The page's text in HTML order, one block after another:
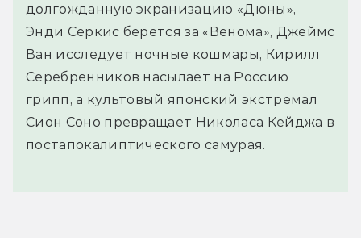
долгожданную экранизацию «Дюны»,
Энди Серкис берётся за «Венома», Джеймс
Ван исследует ночные кошмары, Кирилл
Серебренников насылает на Россию
грипп, а культовый японский экстремал
Сион Соно превращает Николаса Кейджа в
постапокалиптического самурая.